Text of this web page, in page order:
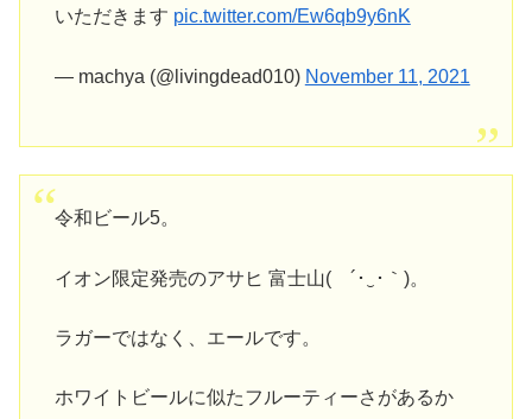
いただきます pic.twitter.com/Ew6qb9y6nK
— machya (@livingdead010) November 11, 2021
令和ビール5。
イオン限定発売のアサヒ 富士山( ´･‿･｀)。
ラガーではなく、エールです。
ホワイトビールに似たフルーティーさがあるか